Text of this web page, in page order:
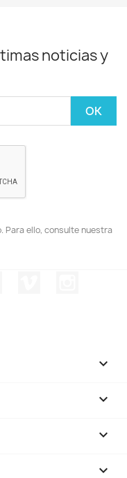
noticias y
Para ello, consulte nuestra



keyboard_arrow_down